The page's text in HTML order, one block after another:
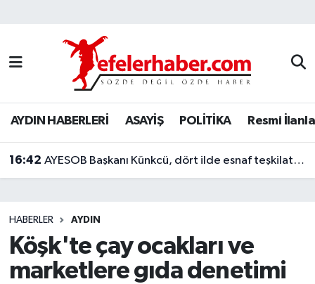
AYDIN HABERLERİ ASAYİŞ POLİTİKA Resmi
16:42 AYESOB Başkanı Künkcü, dört ilde esnaf teşkilatlarıyla buluştu
HABERLER AYDIN
Köşk'te çay ocakları ve
marketlere gıda denetimi
Nöbetçi Eczaneler
Hava Durumu
Aydin Namaz Vakitleri
Trafik Durumu
Son Dakika Haberleri